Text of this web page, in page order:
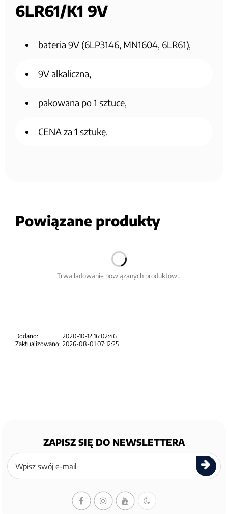
6LR61/K1 9V
bateria 9V (6LP3146, MN1604, 6LR61),
9V alkaliczna,
pakowana po 1 sztuce,
CENA za 1 sztukę.
Powiązane produkty
Trwa ładowanie powiązanych produktów...
Dodano:
2020-10-12 16:02:46
Zaktualizowano: 2026-08-01 07:12:25
ZAPISZ SIĘ DO NEWSLETTERA
Zapisz
się
newslettera